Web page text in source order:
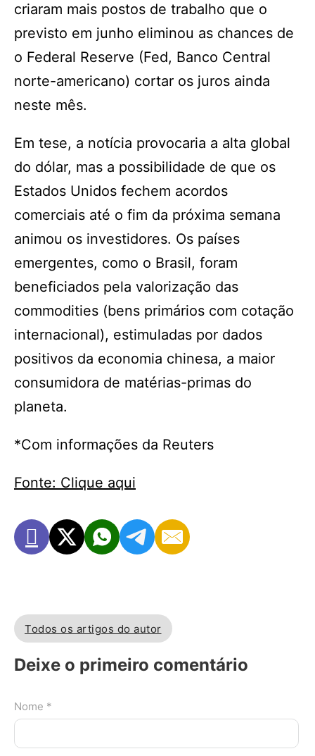
criaram mais postos de trabalho que o
previsto em junho eliminou as chances de
o Federal Reserve (Fed, Banco Central
norte-americano) cortar os juros ainda
neste mês.
Em tese, a notícia provocaria a alta global
do dólar, mas a possibilidade de que os
Estados Unidos fechem acordos
comerciais até o fim da próxima semana
animou os investidores. Os países
emergentes, como o Brasil, foram
beneficiados pela valorização das
commodities (bens primários com cotação
internacional), estimuladas por dados
positivos da economia chinesa, a maior
consumidora de matérias-primas do
planeta.
*Com informações da Reuters
Fonte: Clique aqui
Todos os artigos do autor
Deixe o primeiro comentário
Nome *